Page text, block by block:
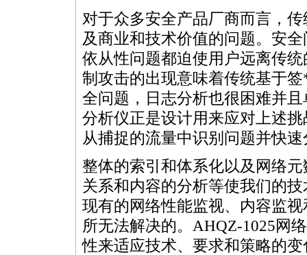
对于众多安全产品厂商而言，
及商业和技术价值的问题。安
依从性问题都迫使用户远离传
制攻击的出现意味着传统基于签
全问题，日志分析也很困难并
分析仪正是设计用来应对上述
从捕捉的流量中识别问题并快
整体的索引和体系化以及网络
关系和内容的分析等使我们的
现有的网络性能监视、内容监
所无法解决的。AHQZ-1025网
性来适应技术、要求和策略的变